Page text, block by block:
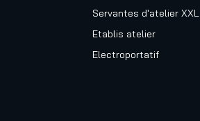
Servantes d'atelier XXL
Etablis atelier
Electroportatif